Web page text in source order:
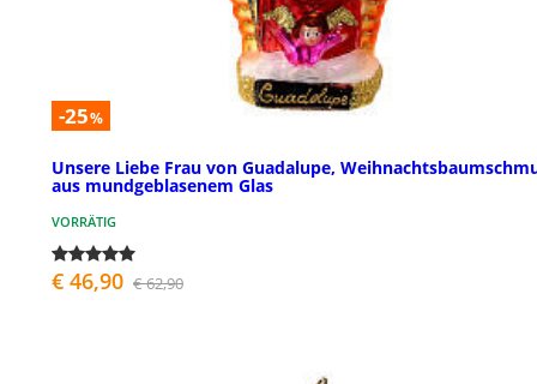
-25%
Unsere Liebe Frau von Guadalupe,
aus mundgeblasenem Glas
VORRÄTIG
€ 46,90 € 62,90